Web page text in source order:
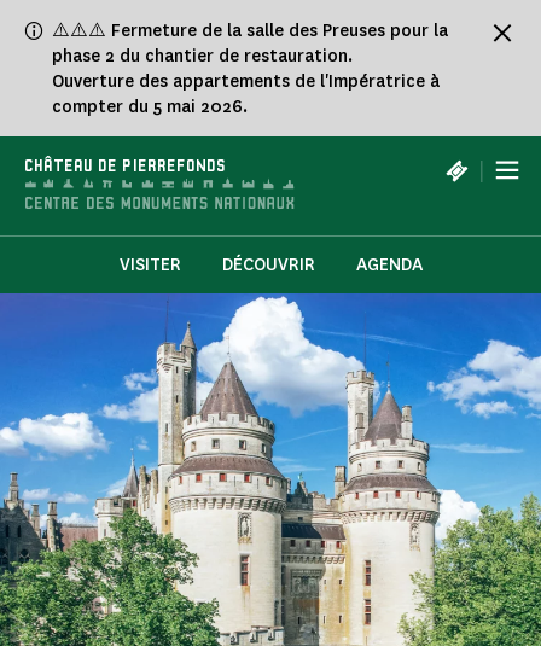
⚠️⚠️⚠️ Fermeture de la salle des Preuses pour la
phase 2 du chantier de restauration.
Ouverture des appartements de l'Impératrice à
compter du 5 mai 2026.
CHÂTEAU DE PIERREFONDS |
VISITER DÉCOUVRIR AGENDA